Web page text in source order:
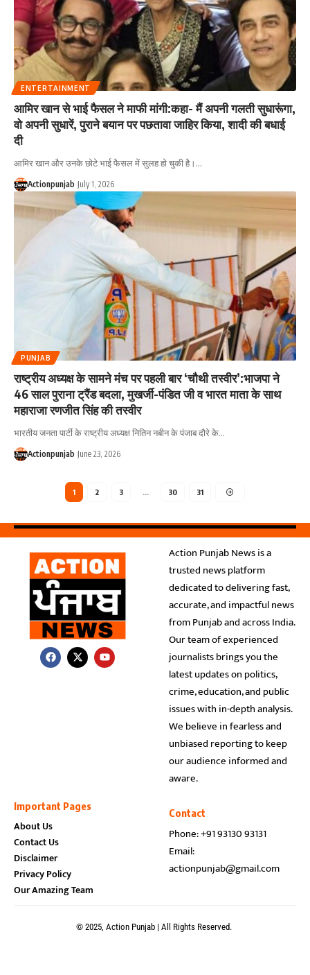
ENTERTAINMENT
आमिर खान से भाई फैसल ने माफी मांगी:कहा- मैं अपनी गलती सुधारूंगा,
वो अपनी सुधारें, पुराने बयान पर पछतावा जाहिर किया, शादी की बधाई
दी
आमिर खान और उनके छोटे भाई फैसल में सुलह हो चुकी है। …
Actionpunjab July 1, 2026
PUNJAB
राष्ट्रीय अध्यक्ष के सामने मंच पर पहली बार ‘चौथी तस्वीर’:भाजपा ने
46 साल पुराना ट्रैंड बदला, मुखर्जी-पंडित जी व भारत माता के साथ
महाराजा रणजीत सिंह की तस्वीर
भारतीय जनता पार्टी के राष्ट्रीय अध्यक्ष नितिन नबीन के पंजाब दौरे के…
Actionpunjab June 23, 2026
1 2 3 … 30 31
Action Punjab News is a
trusted news platform
dedicated to delivering fast,
accurate, and impactful news
from Punjab and across India.
Our team of experienced
journalists brings you the
latest updates on politics,
crime, education, and public
issues with in-depth analysis.
We believe in fearless and
unbiased reporting to keep
our audience informed and
aware.
Important Pages
About Us
Contact Us
Disclaimer
Privacy Policy
Our Amazing Team
Contact
Phone: +91 93130 93131
Email:
actionpunjab@gmail.com
© 2025, Action Punjab | All Rights Reserved.